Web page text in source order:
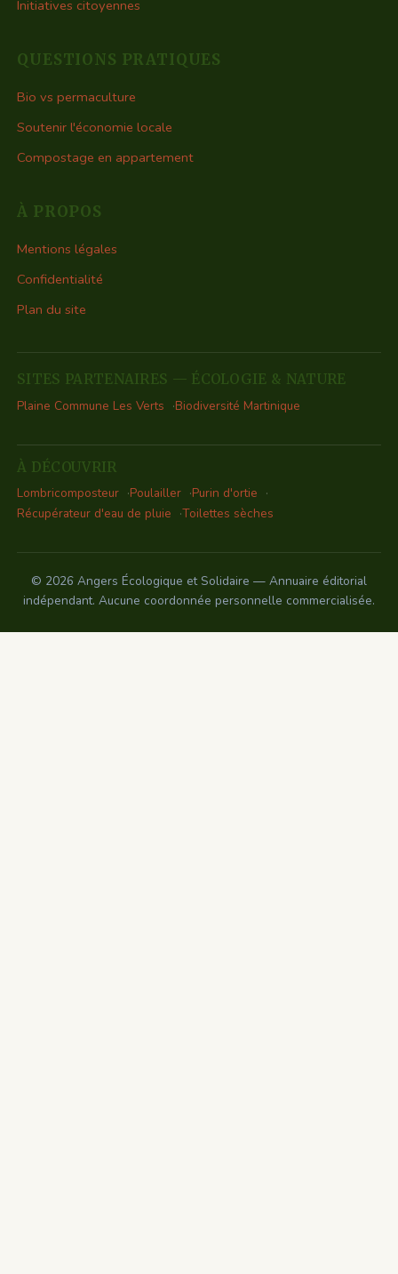
Initiatives citoyennes
QUESTIONS PRATIQUES
Bio vs permaculture
Soutenir l'économie locale
Compostage en appartement
À PROPOS
Mentions légales
Confidentialité
Plan du site
SITES PARTENAIRES — ÉCOLOGIE & NATURE
Plaine Commune Les Verts
Biodiversité Martinique
À DÉCOUVRIR
Lombricomposteur
Poulailler
Purin d'ortie
Récupérateur d'eau de pluie
Toilettes sèches
© 2026 Angers Écologique et Solidaire — Annuaire éditorial
indépendant. Aucune coordonnée personnelle commercialisée.